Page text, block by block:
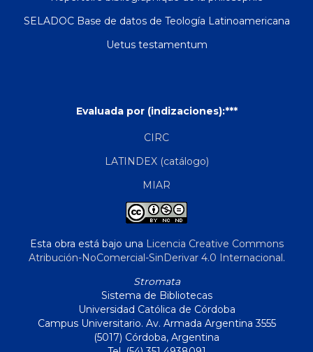
SELADOC Base de datos de Teología Latinoamericana
Uetus testamentum
Evaluada por (indizaciones):***
CIRC
LATINDEX (catálogo)
MIAR
Esta obra está bajo una Licencia Creative Commons
Atribución-NoComercial-SinDerivar 4.0 Internacional.
Stromata
Sistema de Bibliotecas
Universidad Católica de Córdoba
Campus Universitario. Av. Armada Argentina 3555
(5017) Córdoba, Argentina